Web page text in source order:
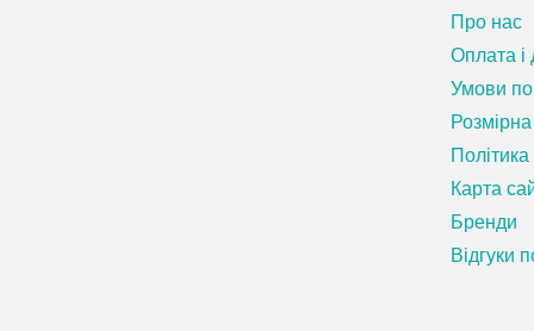
Про нас
Оплата і
Умови
Розмірна
Політика
Карта
Бренди
Відгуки